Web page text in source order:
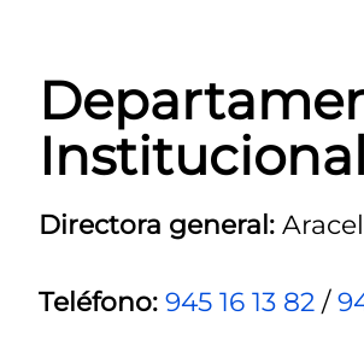
Directora general:
Teléfono: 945 16 13 82 /